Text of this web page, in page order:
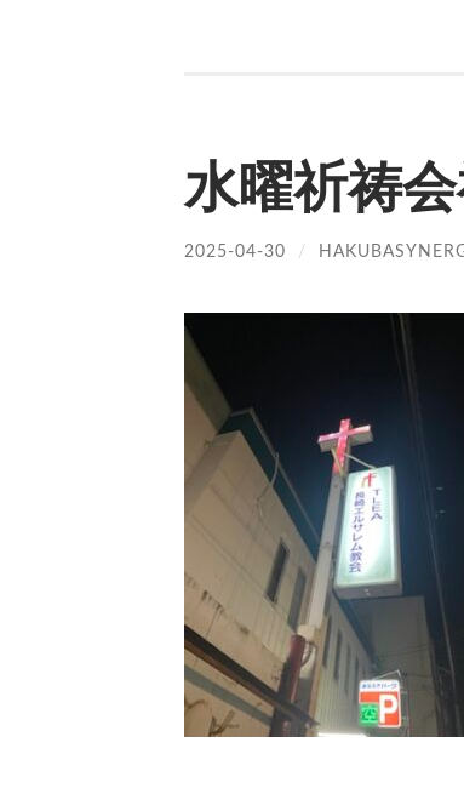
水曜祈祷
2025-04-30 /